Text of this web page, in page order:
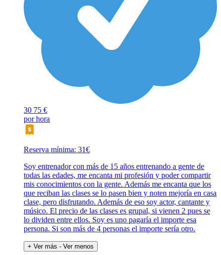
30 75 €
por hora
Reserva mínima: 31€
Soy entrenador con más de 15 años entrenando a gente de
todas las edades, me encanta mi profesión y poder compartir
mis conocimientos con la gente. Además me encanta que los
que reciban las clases se lo pasen bien y noten mejoría en casa
clase, pero disfrutando. Además de eso soy actor, cantante y
músico. El precio de las clases es grupal, si vienen 2 pues se
lo dividen entre ellos. Soy es uno pagaría el importe esa
persona. Si son más de 4 personas el importe sería otro.
+ Ver más - Ver menos